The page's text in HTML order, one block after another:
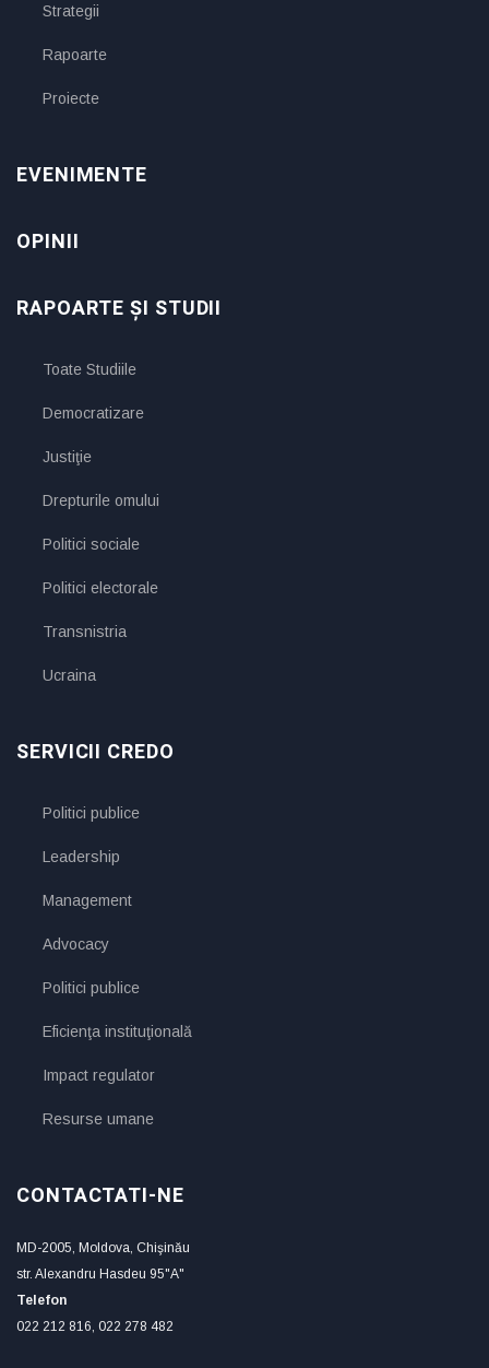
Strategii
Rapoarte
Proiecte
EVENIMENTE
OPINII
RAPOARTE ȘI STUDII
Toate Studiile
Democratizare
Justiţie
Drepturile omului
Politici sociale
Politici electorale
Transnistria
Ucraina
SERVICII CREDO
Politici publice
Leadership
Management
Advocacy
Politici publice
Eficienţa instituţională
Impact regulator
Resurse umane
CONTACTATI-NE
MD-2005, Moldova, Chişinău
str. Alexandru Hasdeu 95"A"
Telefon
022 212 816, 022 278 482